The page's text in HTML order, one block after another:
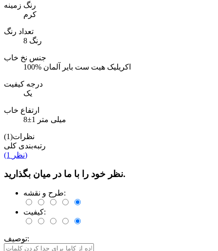
رنگ زمینه
کرم
تعداد رنگ
8 رنگ
جنس نخ خاب
100% اکریلیک هیت ست بایر آلمان
درجه کیفیت
یک
ارتفاع خاب
8±1 میلی متر
نظرات(1)
رتبه‌بندی کلی
(1 نظر)
نظر خود را با ما در میان بگذارید.
طرح و نقشه:
کیفیت:
توصیف: